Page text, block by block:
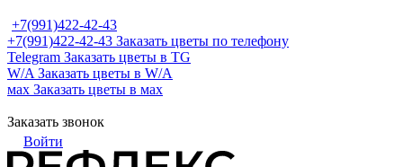
+7(991)422-42-43
+7(991)422-42-43 Заказать цветы по телефону
Telegram Заказать цветы в TG
W/A Заказать цветы в W/A
мах Заказать цветы в мах
Заказать звонок
Войти